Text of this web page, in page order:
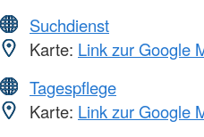
Suchdienst
Karte: Link zur Google
Tagespflege
Karte: Link zur Google